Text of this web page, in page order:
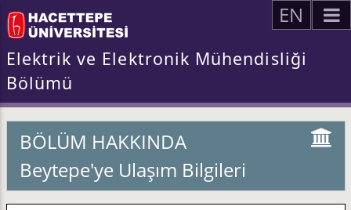
EN
Elektrik ve Elektronik Mühendisliği
Bölümü
BÖLÜM HAKKINDA
Beytepe'ye Ulaşım Bilgileri